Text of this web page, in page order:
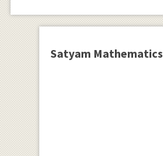
Satyam Mathematics